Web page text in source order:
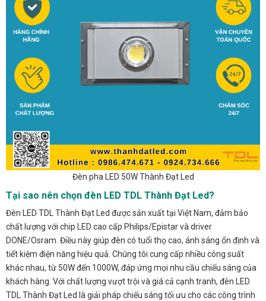
Đèn pha LED 50W Thành Đạt Led
Tại sao nên chọn đèn LED TDL Thành Đạt Led?
Đèn LED TDL Thành Đạt Led được sản xuất tại Việt Nam, đảm bảo
chất lượng với chip LED cao cấp Philips/Epistar và driver
DONE/Osram. Điều này giúp đèn có tuổi thọ cao, ánh sáng ổn định và
tiết kiệm điện năng hiệu quả. Chúng tôi cung cấp nhiều công suất
khác nhau, từ 50W đến 1000W, đáp ứng mọi nhu cầu chiếu sáng của
khách hàng. Với chất lượng vượt trội và giá cả cạnh tranh, đèn LED
TDL Thành Đạt Led là giải pháp chiếu sáng tối ưu cho các công trình